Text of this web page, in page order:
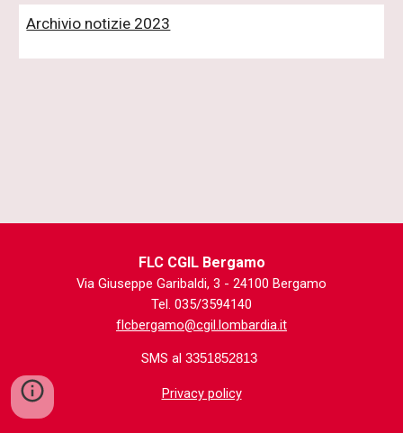
Archivio notizie 2023
FLC CGIL Bergamo
Via Giuseppe Garibaldi, 3 - 24100 Bergamo
Tel. 035/3594140
flcbergamo@cgil.lombardia.it
SMS al 3351852813
Privacy policy